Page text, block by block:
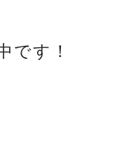
です！